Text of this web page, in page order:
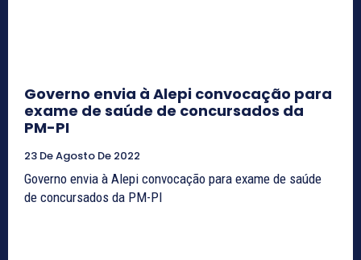
Governo envia à Alepi convocação para
exame de saúde de concursados da
PM-PI
23 De Agosto De 2022
Governo envia à Alepi convocação para exame de saúde
de concursados da PM-PI